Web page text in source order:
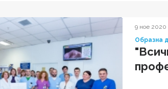
9 ное 2020
Образна